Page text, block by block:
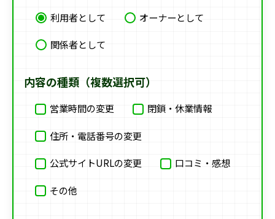
利用者として
オーナーとして
関係者として
内容の種類（複数選択可）
営業時間の変更 閉鎖・休業情報
住所・電話番号の変更
公式サイトURLの変更 口コミ・感想
その他